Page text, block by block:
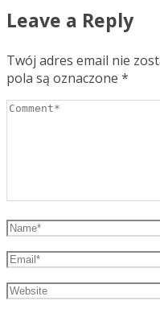
Leave a Reply
Twój adres email nie
pola są oznaczone *